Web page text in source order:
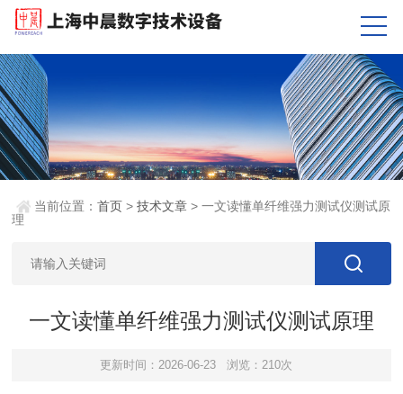
当前位置：首页 >技术文章 > 一文读懂单纤维强力测试仪测试原
理
一文读懂单纤维强力测试仪测试原理
更新时间：2026-06-23 浏览：210次